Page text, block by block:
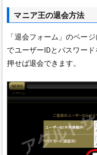
マニア王の退会方法
「 退会フォーム」のペー
でユーザーIDとパスワー
押せば退会できます。